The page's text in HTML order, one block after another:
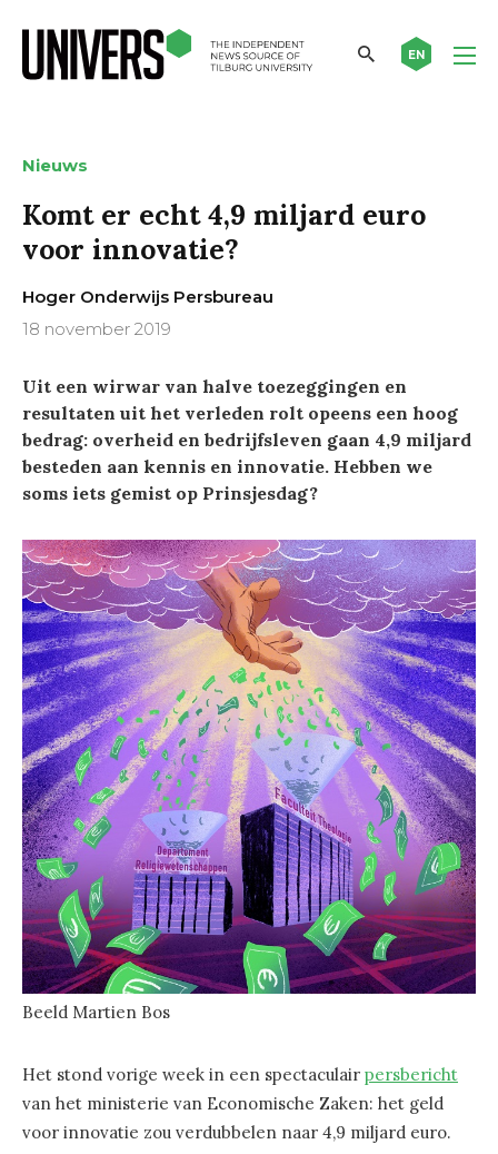
EN
Nieuws
Komt er echt 4,9 miljard euro
voor innovatie?
Hoger Onderwijs Persbureau
18 november 2019
Uit een wirwar van halve toezeggingen en
resultaten uit het verleden rolt opeens een hoog
bedrag: overheid en bedrijfsleven gaan 4,9 miljard
besteden aan kennis en innovatie. Hebben we
soms iets gemist op Prinsjesdag?
Beeld Martien Bos
Het stond vorige week in een spectaculair persbericht
van het ministerie van Economische Zaken: het geld
voor innovatie zou verdubbelen naar 4,9 miljard euro.